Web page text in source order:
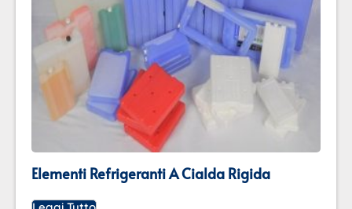
Elementi Refrigeranti A Cialda Rigida